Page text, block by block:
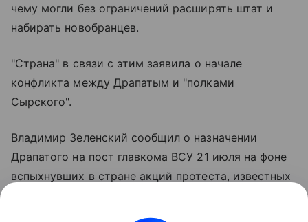
чему могли без ограничений расширять штат и
набирать новобранцев.
"Страна" в связи с этим заявила о начале
конфликта между Драпатым и "полками
Сырского".
Владимир Зеленский сообщил о назначении
Драпатого на пост главкома ВСУ 21 июля на фоне
вспыхнувших в стране акций протеста, известных
отставки занимавшего тогда пост